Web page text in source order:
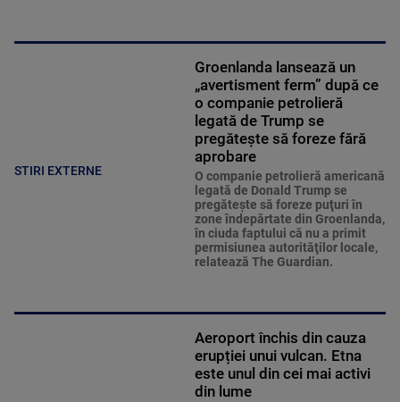
STIRI EXTERNE
Groenlanda lansează un
„avertisment ferm” după ce
o companie petrolieră
legată de Trump se
pregătește să foreze fără
aprobare
O companie petrolieră americană
legată de Donald Trump se
pregăteşte să foreze puţuri în
zone îndepărtate din Groenlanda,
în ciuda faptului că nu a primit
permisiunea autorităţilor locale,
relatează The Guardian.
Aeroport închis din cauza
erupției unui vulcan. Etna
este unul din cei mai activi
din lume